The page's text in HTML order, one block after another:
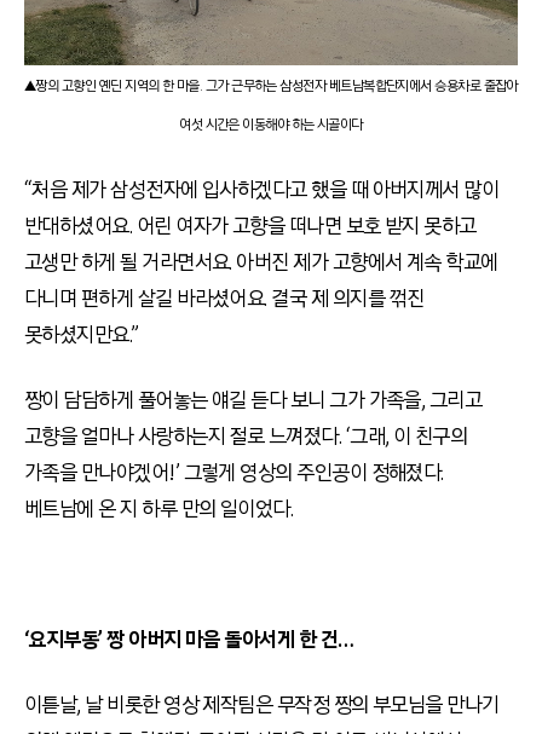
▲짱의 고향인 옌딘 지역의 한 마을. 그가 근무하는 삼성전자 베트남복합단지에서 승용차로 줄잡아
여섯 시간은 이동해야 하는 시골이다
“처음 제가 삼성전자에 입사하겠다고 했을 때 아버지께서 많이
반대하셨어요. 어린 여자가 고향을 떠나면 보호 받지 못하고
고생만 하게 될 거라면서요. 아버진 제가 고향에서 계속 학교에
다니며 편하게 살길 바라셨어요. 결국 제 의지를 꺾진
못하셨지만요.”
짱이 담담하게 풀어놓는 얘길 듣다 보니 그가 가족을, 그리고
고향을 얼마나 사랑하는지 절로 느껴졌다. ‘그래, 이 친구의
가족을 만나야겠어!’ 그렇게 영상의 주인공이 정해졌다.
베트남에 온 지 하루 만의 일이었다.
‘요지부동’ 짱 아버지 마음 돌아서게 한 건…
이튿날, 날 비롯한 영상 제작팀은 무작정 짱의 부모님을 만나기